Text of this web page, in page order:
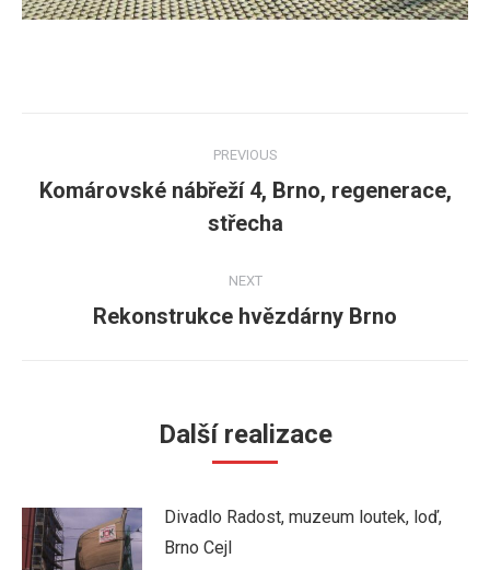
navigation
PREVIOUS
Previous
post:
Komárovské nábřeží 4, Brno, regenerace,
střecha
NEXT
Next
Rekonstrukce hvězdárny Brno
Další realizace
Divadlo Radost, muzeum loutek, loď,
Brno Cejl